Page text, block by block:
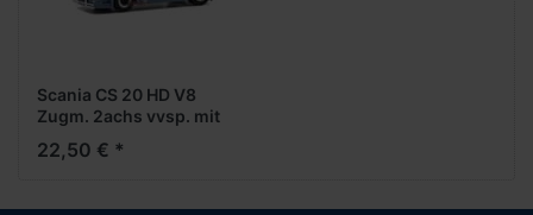
Scania CS 20 HD V8
Zugm. 2achs vvsp. mit
Lampenbügeln,
22,50 € *